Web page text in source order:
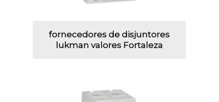
fornecedores de disjuntores
lukman valores Fortaleza